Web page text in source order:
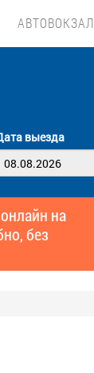
АВТОВОКЗАЛ
выезда
на
без